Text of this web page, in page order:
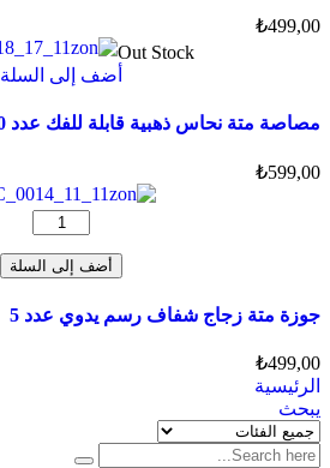
₺499,00
Out Stock
أضف إلى السلة
مصاصة متة نحاس ذهبية قابلة للفك عدد 10
₺599,00
كمية
متة
شفاف
أضف إلى السلة
جوزة متة زجاج شفاف رسم يدوي عدد 5
₺499,00
الرئيسية
يبحث